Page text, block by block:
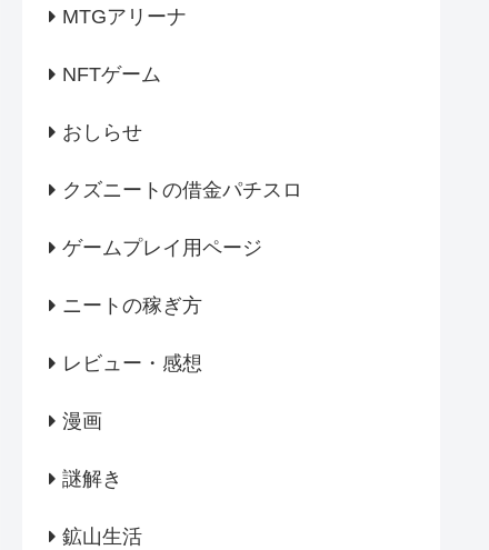
MTGアリーナ
NFTゲーム
おしらせ
クズニートの借金パチスロ
ゲームプレイ用ページ
ニートの稼ぎ方
レビュー・感想
漫画
謎解き
鉱山生活